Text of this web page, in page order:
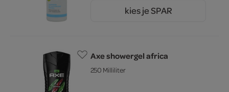
kies je SPAR
Axe showergel africa
250 Milliliter